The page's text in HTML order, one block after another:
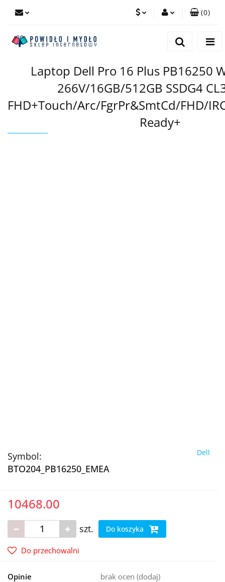
Dodaj zgłoszenie
(0)
Laptop Dell Pro 16 Plus PB16250
266V/16GB/512GB SSDG4
FHD+Touch/Arc/FgrPr&SmtCd/FHD/
Ready+
Symbol:
BTO204_PB16250_EMEA
Dell
10468.00
szt. Do koszyka
Do przechowalni
Opinie brak ocen (dodaj)